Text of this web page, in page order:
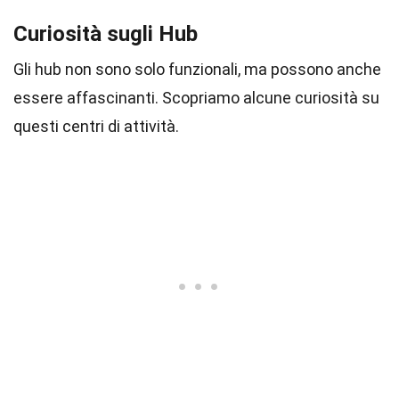
Curiosità sugli Hub
Gli hub non sono solo funzionali, ma possono anche
essere affascinanti. Scopriamo alcune curiosità su
questi centri di attività.